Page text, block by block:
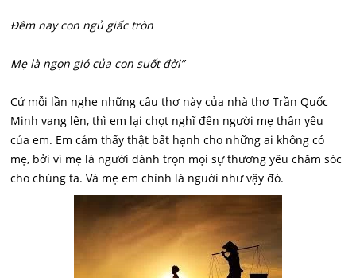
Đêm nay con ngủ giấc tròn
Mẹ là ngọn gió của con suốt đời”
Cứ mỗi lần nghe những câu thơ này của nhà thơ Trần Quốc
Minh vang lên, thì em lại chọt nghĩ đến người mẹ thân yêu
của em. Em cảm thấy thật bất hạnh cho những ai không có
mẹ, bởi vì mẹ là người dành trọn mọi sự thương yêu chăm sóc
cho chúng ta. Và mẹ em chính là nguời như vậy đó.